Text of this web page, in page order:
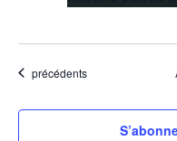
Évènements
précédents